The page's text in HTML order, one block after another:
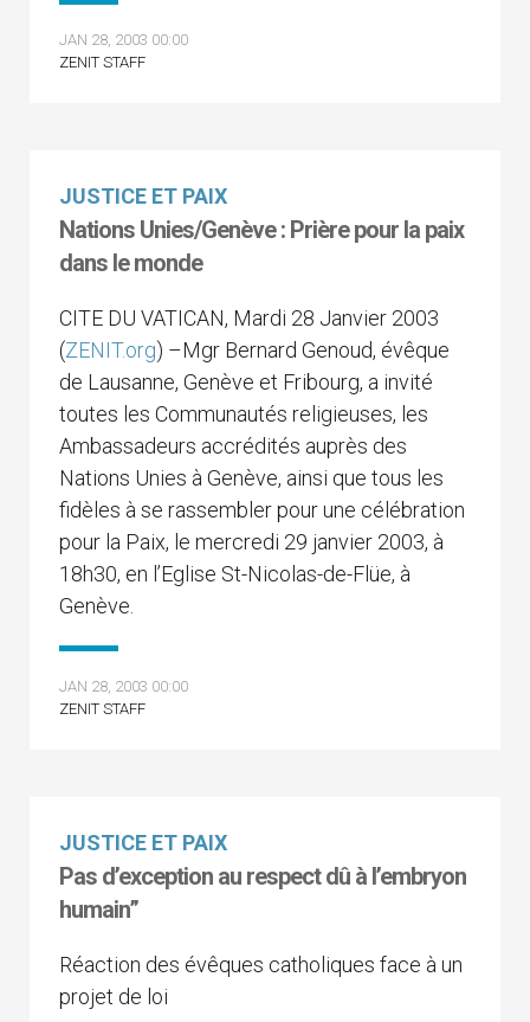
JAN 28, 2003 00:00
ZENIT STAFF
JUSTICE ET PAIX
Nations Unies/Genève : Prière pour la paix
dans le monde
CITE DU VATICAN, Mardi 28 Janvier 2003
(ZENIT.org) –Mgr Bernard Genoud, évêque
de Lausanne, Genève et Fribourg, a invité
toutes les Communautés religieuses, les
Ambassadeurs accrédités auprès des
Nations Unies à Genève, ainsi que tous les
fidèles à se rassembler pour une célébration
pour la Paix, le mercredi 29 janvier 2003, à
18h30, en l’Eglise St-Nicolas-de-Flüe, à
Genève.
JAN 28, 2003 00:00
ZENIT STAFF
JUSTICE ET PAIX
Pas d’exception au respect dû à l’embryon
humain”
Réaction des évêques catholiques face à un
projet de loi